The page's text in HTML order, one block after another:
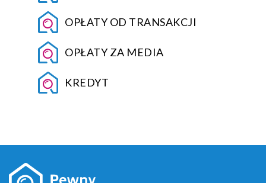
OPŁATY OD TRANSAKCJI
OPŁATY ZA MEDIA
KREDYT